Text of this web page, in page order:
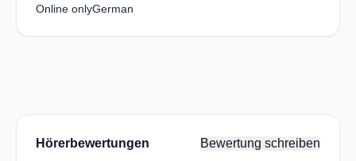
Online onlyGerman
Hörerbewertungen Bewertung schreiben